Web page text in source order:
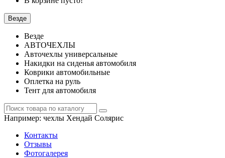
Везде
Везде
АВТОЧЕХЛЫ
Авточехлы универсальные
Накидки на сиденья автомобиля
Коврики автомобильные
Оплетка на руль
Тент для автомобиля
Например: чехлы Хендай Солярис
Контакты
Отзывы
Фотогалерея